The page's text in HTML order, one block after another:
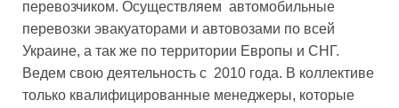
перевозчиком. Осуществляем автомобильные
перевозки эвакуаторами и автовозами по всей
Украине, а так же по территории Европы и СНГ.
Ведем свою деятельность с 2010 года. В коллективе
только квалифицированные менеджеры, которые